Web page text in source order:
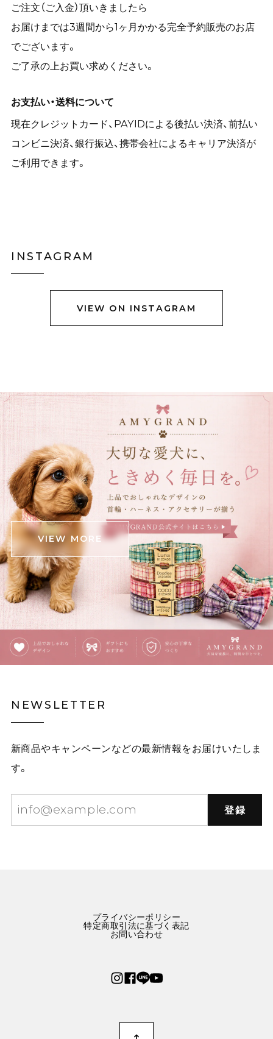
ご注文（ご入金）頂いきましたら
お届けまでは3週間から1ヶ月かかる完全予約販売のお店
でございます。
ご了承の上お買い求めください。
お支払い・送料について
現在クレジットカード、PAYIDによる後払い決済、前払い
コンビニ決済、銀行振込、携帯会社によるキャリア決済が
ご利用できます。
INSTAGRAM
VIEW ON INSTAGRAM
VIEW MORE
NEWSLETTER
新商品やキャンペーンなどの最新情報をお届けいたしま
す。
登録
プライバシーポリシー
特定商取引法に基づく表記
お問い合わせ